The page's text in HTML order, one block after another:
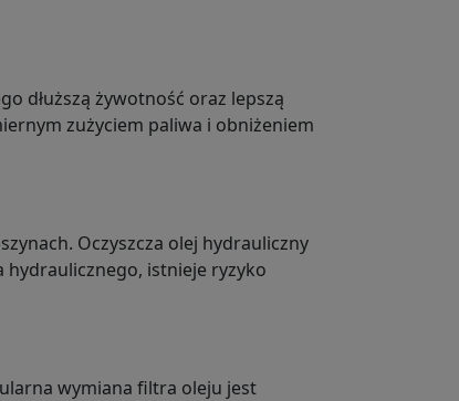
dłuższą żywotność oraz lepszą
zużyciem paliwa i obniżeniem
Oczyszcza olej hydrauliczny
hydraulicznego, istnieje ryzyko
wymiana filtra oleju jest